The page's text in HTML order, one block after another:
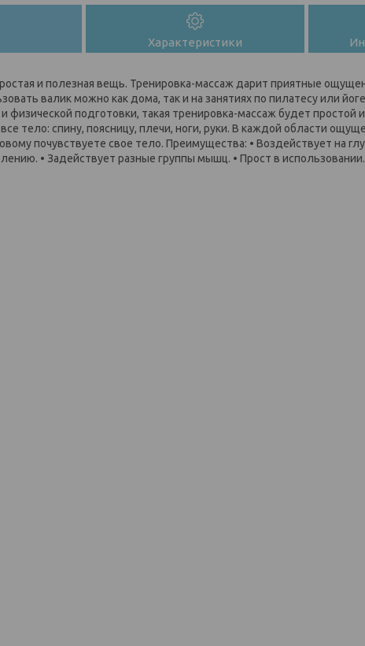
Характеристики
и полезная вещь. Тренировка-массаж дарит приятные
валик можно как дома, так и на занятиях по пилатесу или
физической подготовки, такая тренировка-массаж будет простой
тело: спину, поясницу, плечи, ноги, руки. В каждой области
почувствуете свое тело. Преимущества: • Воздействует на
• Задействует разные группы мышц. • Прост в